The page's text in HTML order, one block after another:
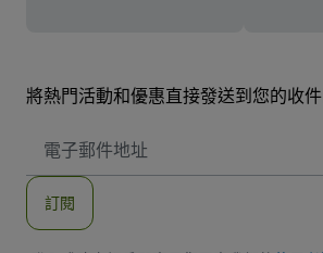
將熱門活動和優惠直接發送到您的收
子
地
訂閱